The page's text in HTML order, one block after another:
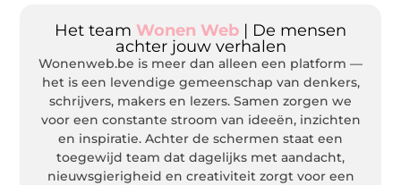
Het team Wonen Web | De mensen
achter jouw verhalen
Wonenweb.be is meer dan alleen een platform —
het is een levendige gemeenschap van denkers,
schrijvers, makers en lezers. Samen zorgen we
voor een constante stroom van ideeën, inzichten
en inspiratie. Achter de schermen staat een
toegewijd team dat dagelijks met aandacht,
nieuwsgierigheid en creativiteit zorgt voor een